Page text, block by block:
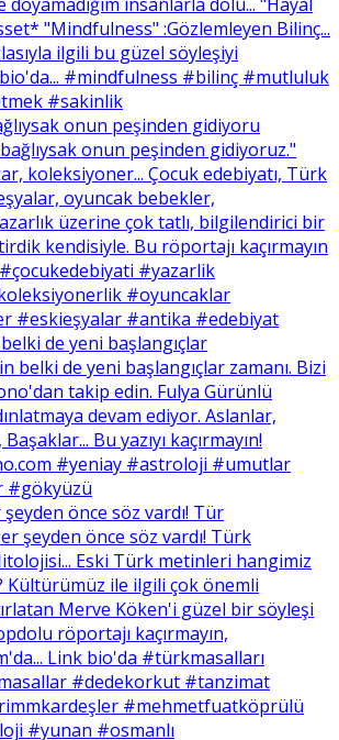
onun peşinden gidiyoru
de yeni başlangıçlar
önce söz vardı! Tür